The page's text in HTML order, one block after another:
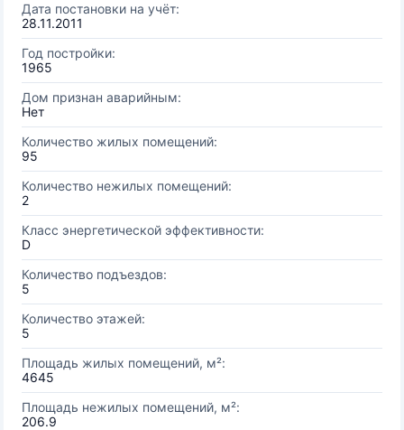
Дата постановки на учёт:
28.11.2011
Год постройки:
1965
Дом признан аварийным:
Нет
Количество жилых помещений:
95
Количество нежилых помещений:
2
Класс энергетической эффективности:
D
Количество подъездов:
5
Количество этажей:
5
Площадь жилых помещений, м²:
4645
Площадь нежилых помещений, м²:
206.9